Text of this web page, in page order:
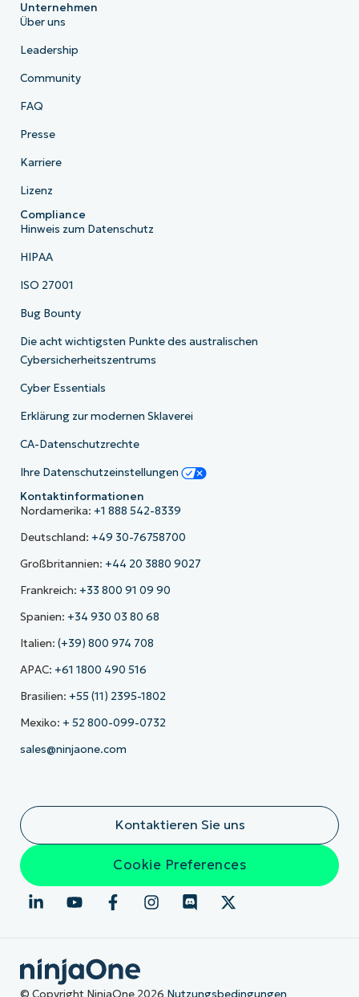
Unternehmen
Über uns
Leadership
Community
FAQ
Presse
Karriere
Lizenz
Compliance
Hinweis zum Datenschutz
HIPAA
ISO 27001
Bug Bounty
Die acht wichtigsten Punkte des australischen
Cybersicherheitszentrums
Cyber Essentials
Erklärung zur modernen Sklaverei
CA-Datenschutzrechte
Ihre Datenschutzeinstellungen
Kontaktinformationen
Nordamerika: +1 888 542-8339
Deutschland: +49 30-76758700
Großbritannien: +44 20 3880 9027
Frankreich: +33 800 91 09 90
Spanien: +34 930 03 80 68
Italien: (+39) 800 974 708
APAC: +61 1800 490 516
Brasilien: +55 (11) 2395-1802
Mexiko: + 52 800-099-0732
sales@ninjaone.com
Kontaktieren Sie uns
Cookie Preferences
© Copyright NinjaOne 2026 Nutzungsbedingungen